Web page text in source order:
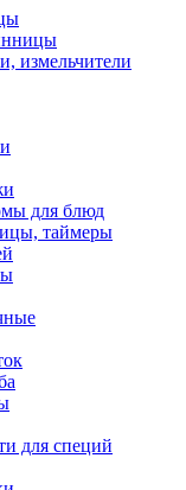
измельчители
для блюд
таймеры
для специй